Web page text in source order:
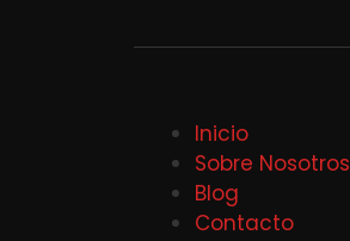
Inicio
Sobre Nosotros
Blog
Contacto